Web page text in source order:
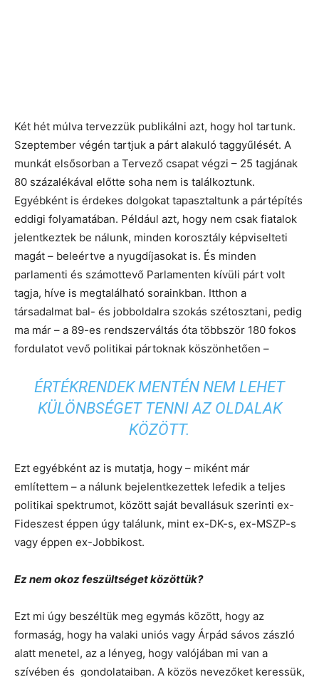
Két hét múlva tervezzük publikálni azt, hogy hol tartunk.
Szeptember végén tartjuk a párt alakuló taggyűlését. A
munkát elsősorban a Tervező csapat végzi – 25 tagjának
80 százalékával előtte soha nem is találkoztunk.
Egyébként is érdekes dolgokat tapasztaltunk a pártépítés
eddigi folyamatában. Például azt, hogy nem csak fiatalok
jelentkeztek be nálunk, minden korosztály képviselteti
magát – beleértve a nyugdíjasokat is. És minden
parlamenti és számottevő Parlamenten kívüli párt volt
tagja, híve is megtalálható sorainkban. Itthon a
társadalmat bal- és jobboldalra szokás szétosztani, pedig
ma már – a 89-es rendszerváltás óta többször 180 fokos
fordulatot vevő politikai pártoknak köszönhetően –
ÉRTÉKRENDEK MENTÉN NEM LEHET
KÜLÖNBSÉGET TENNI AZ OLDALAK
KÖZÖTT.
Ezt egyébként az is mutatja, hogy – miként már
említettem – a nálunk bejelentkezettek lefedik a teljes
politikai spektrumot, között saját bevallásuk szerinti ex-
Fideszest éppen úgy találunk, mint ex-DK-s, ex-MSZP-s
vagy éppen ex-Jobbikost.
Ez nem okoz feszültséget közöttük?
Ezt mi úgy beszéltük meg egymás között, hogy az
formaság, hogy ha valaki uniós vagy Árpád sávos zászló
alatt menetel, az a lényeg, hogy valójában mi van a
szívében és gondolataiban. A közös nevezőket keressük,